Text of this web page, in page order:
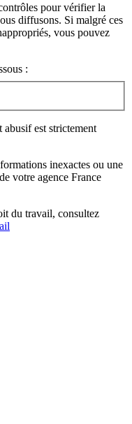
pour vérifier la
diffusons. Si malgré ces
vous pouvez
:
abusif est strictement
inexactes ou une
votre agence France
du travail, consultez